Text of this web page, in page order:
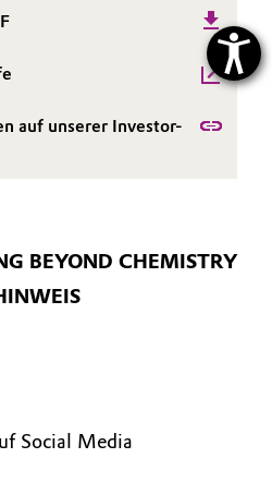
auf unserer Investor-
BEYOND CHEMISTRY
Social Media